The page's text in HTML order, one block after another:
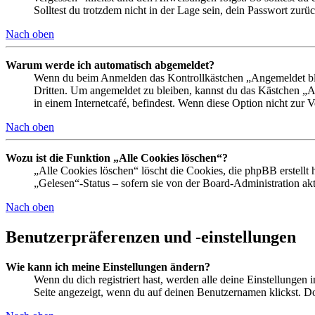
Solltest du trotzdem nicht in der Lage sein, dein Passwort
Nach oben
Warum werde ich automatisch abgemeldet?
Wenn du beim Anmelden das Kontrollkästchen „Angemeldet
Dritten. Um angemeldet zu bleiben, kannst du das Kästchen
in einem Internetcafé, befindest. Wenn diese Option nicht zur
Nach oben
Wozu ist die Funktion „Alle Cookies löschen“?
„Alle Cookies löschen“ löscht die Cookies, die phpBB
„Gelesen“-Status – sofern sie von der Board-Administration
Nach oben
Benutzerpräferenzen und -einstellungen
Wie kann ich meine Einstellungen ändern?
Wenn du dich registriert hast, werden alle deine
Seite angezeigt, wenn du auf deinen Benutzernamen klickst.